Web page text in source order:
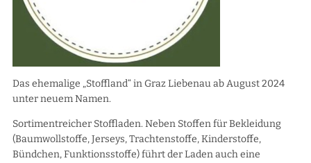
Das ehemalige „Stoffland“ in Graz Liebenau ab August 2024
unter neuem Namen.
Sortimentreicher Stoffladen. Neben Stoffen für Bekleidung
(Baumwollstoffe, Jerseys, Trachtenstoffe, Kinderstoffe,
Bündchen, Funktionsstoffe) führt der Laden auch eine